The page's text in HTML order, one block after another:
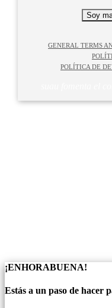
Soy
GENERAL TERMS
POLÍTICA DE
El abuso de
¡ENHORABUENA!
Estás a un paso de hacer